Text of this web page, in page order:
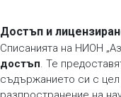
Достъп и
Списанията на НИОН
достъп. Те
съдържанието си с цел